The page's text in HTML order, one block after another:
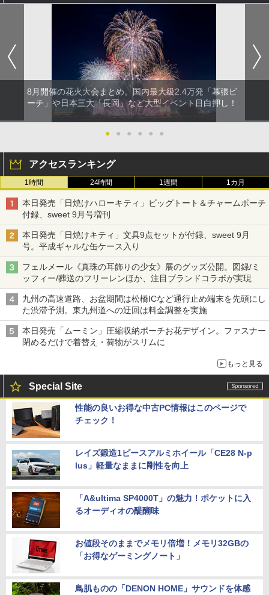
8月開催の花火大会まとめ。国内最大級2.4万発「幕張ビ
ーチ」や日本三大「長岡」など大型イベント目白押し！
● ● ● ● ● ●
アクセスランキング
1時間 24時間 1週間 1カ月
本日発売「日焼けハローキティ」ビッグトート＆チャームポーチ
付録、sweet 9月号増刊
本日発売「日焼けキティ」文具9点セットが付録、sweet 9月
号。平成ギャルな缶ケース入り
フェルメール《真珠の耳飾りの少女》展のグッズ公開。図録/ミ
ッフィー/葬送のフリーレンほか、注目ブランドコラボが実現
九州の高速道路、お盆期間は松橋ICなど通行止め端末を先頭にし
た渋滞予測。東九州道への迂回は料金調整を実施
本日発売「ムーミン」圧縮収納ポーチお花デザイン。ファスナー
閉めるだけで着替え・荷物がスリムに
もっと見る
Special Site
性能の良いお得な中古PC情報はこのページで
チェック！
レイズ鍛造1ピースアルミホイール「CE28 N-p
lus」軽量なままに剛性を向上
「A&ultima SP4000T」の魅力！ポケットに入
るオーディオの醍醐味
お値段そのままでメモリ倍増！メモリ32GBの
「お得なゲーミングノート」
鳥肌ものの「DENON HOME」サウンドを体感